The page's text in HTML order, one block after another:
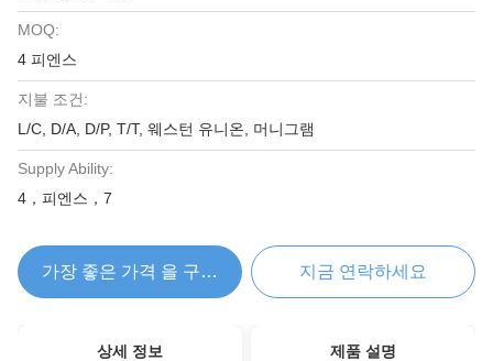
MOQ:
4 피엔스
지불 조건:
L/C, D/A, D/P, T/T, 웨스턴 유니온, 머니그램
Supply Ability:
4，피엔스，7
가장 좋은 가격 을 구하라 지금 연락하세요
상세 정보 제품 설명